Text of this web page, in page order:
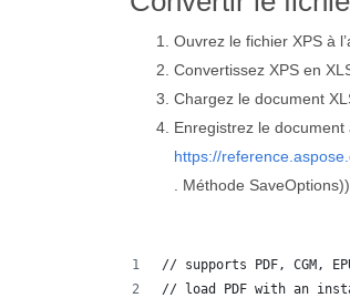
Ouvrez le fichier XPS à
Convertissez XPS en
Chargez le document
Enregistrez le
https://
. Méthode SaveOptions))
// supports PDF, CGM,
// load PDF with an